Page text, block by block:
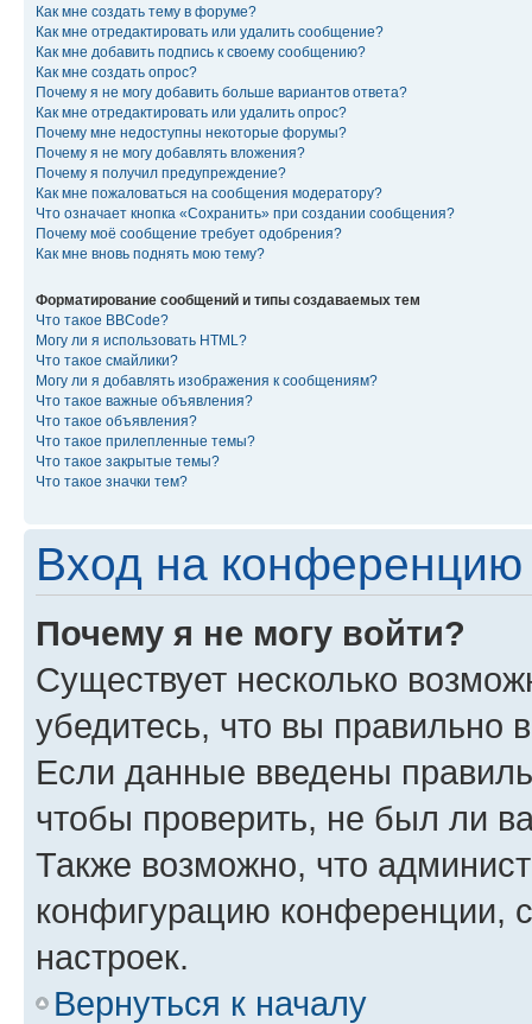
Как мне создать тему в форуме?
Как мне отредактировать или удалить сообщение?
Как мне добавить подпись к своему сообщению?
Как мне создать опрос?
Почему я не могу добавить больше вариантов ответа?
Как мне отредактировать или удалить опрос?
Почему мне недоступны некоторые форумы?
Почему я не могу добавлять вложения?
Почему я получил предупреждение?
Как мне пожаловаться на сообщения модератору?
Что означает кнопка «Сохранить» при создании сообщения?
Почему моё сообщение требует одобрения?
Как мне вновь поднять мою тему?
Форматирование сообщений и типы создаваемых тем
Что такое BBCode?
Могу ли я использовать HTML?
Что такое смайлики?
Могу ли я добавлять изображения к сообщениям?
Что такое важные объявления?
Что такое объявления?
Что такое прилепленные темы?
Что такое закрытые темы?
Что такое значки тем?
Вход на конференцию
Почему я не могу войти?
Существует несколько
убедитесь, что вы правильно
Если данные введены
чтобы проверить, не был ли
Также возможно, что
конфигурацию конференции,
настроек.
Вернуться к началу